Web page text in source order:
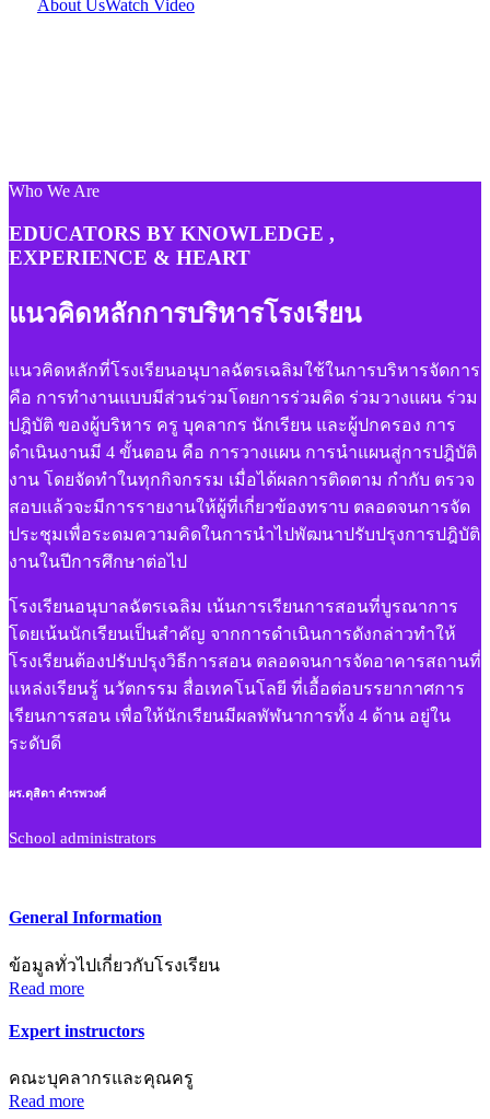
About UsWatch Video
Who We Are
EDUCATORS BY KNOWLEDGE ,
EXPERIENCE & HEART
แนวคิดหลักการบริหารโรงเรียน
แนวคิดหลักที่โรงเรียนอนุบาลฉัตรเฉลิมใช้ในการบริหารจัดการ
คือ การทำงานแบบมีส่วนร่วมโดยการร่วมคิด ร่วมวางแผน ร่วม
ปฎิบัติ ของผู้บริหาร ครู บุคลากร นักเรียน และผู้ปกครอง การ
ดำเนินงานมี 4 ขั้นตอน คือ การวางแผน การนำแผนสู่การปฎิบัติ
งาน โดยจัดทำในทุกกิจกรรม เมื่อได้ผลการติดตาม กำกับ ตรวจ
สอบแล้วจะมีการรายงานให้ผู้ที่เกี่ยวข้องทราบ ตลอดจนการจัด
ประชุมเพื่อระดมความคิดในการนำไปพัฒนาปรับปรุงการปฎิบัติ
งานในปีการศึกษาต่อไป
โรงเรียนอนุบาลฉัตรเฉลิม เน้นการเรียนการสอนที่บูรณาการ
โดยเน้นนักเรียนเป็นสำคัญ จากการดำเนินการดังกล่าวทำให้
โรงเรียนต้องปรับปรุงวิธีการสอน ตลอดจนการจัดอาคารสถานที่
แหล่งเรียนรู้ นวัตกรรม สื่อเทคโนโลยี ที่เอื้อต่อบรรยากาศการ
เรียนการสอน เพื่อให้นักเรียนมีผลพัฬนาการทั้ง 4 ด้าน อยู่ใน
ระดับดี
ผร.ดุสิดา คำรพวงศ์
School administrators
General Information
ข้อมูลทั่วไปเกี่ยวกับโรงเรียน
Read more
Expert instructors
คณะบุคลากรและคุณครู
Read more